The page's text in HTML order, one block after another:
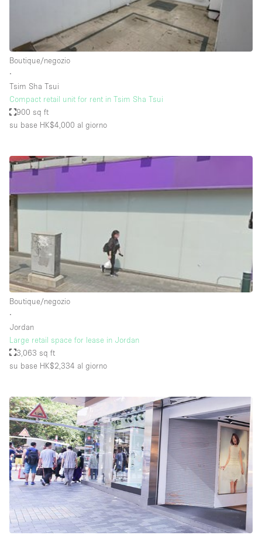
Elettricità
Esposizione di Automobili
Illuminazione
Impianto audiovisivo
Industriale
Licenza per Liquori
Livello strada
Luce Diurna
Magazzino
Parcheggio privato
Piano terra
Raw
Smoking Area
Soundproof
Stile Haussmann
Terrace
Tetto / Terrazza
Vetrina
Vista incredibile
Water Access
Boutique/negozio
∙
Tsim Sha Tsui
Compact retail unit for rent in Tsim Sha Tsui
900 sq ft
su base HK$4,000 al giorno
Boutique/negozio
∙
Jordan
Large retail space for lease in Jordan
3,063 sq ft
su base HK$2,334 al giorno